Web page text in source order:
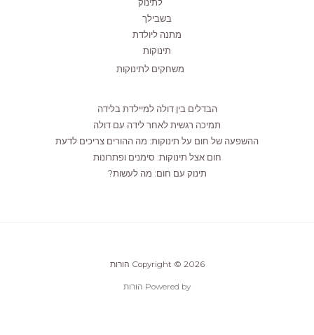
לתינוק
בשבילך
מתנה ליולדת
תינוקות
משחקים לתינוקות
הבדלים בין דולה למיילדת בלידה
תמיכה רגשית לאחר לידה עם דולה
ההשפעה של חום על תינוקות: מה ההורים צריכים לדעת
חום אצל תינוקות: סימנים ופתרונות
תינוק עם חום: מה לעשות?
Copyright © 2026 הורות
Powered by הורות